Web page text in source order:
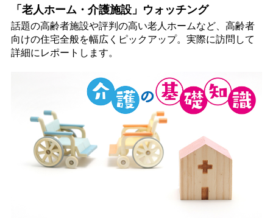
「老人ホーム・介護施設」ウォッチング
話題の高齢者施設や評判の高い老人ホームなど、高齢者
向けの住宅全般を幅広くピックアップ。実際に訪問して
詳細にレポートします。